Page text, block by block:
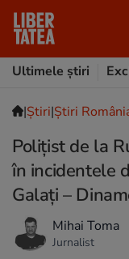
Ultimele știri
|Ştiri|Știri
Poliţist de la
în incidentele
Galaţi –
Mihai Toma
Jurnalist